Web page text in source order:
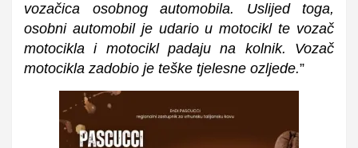
vozačica osobnog automobila. Uslijed toga,
osobni automobil je udario u motocikl te vozač
motocikla i motocikl padaju na kolnik. Vozač
motocikla zadobio je teške tjelesne ozljede.”